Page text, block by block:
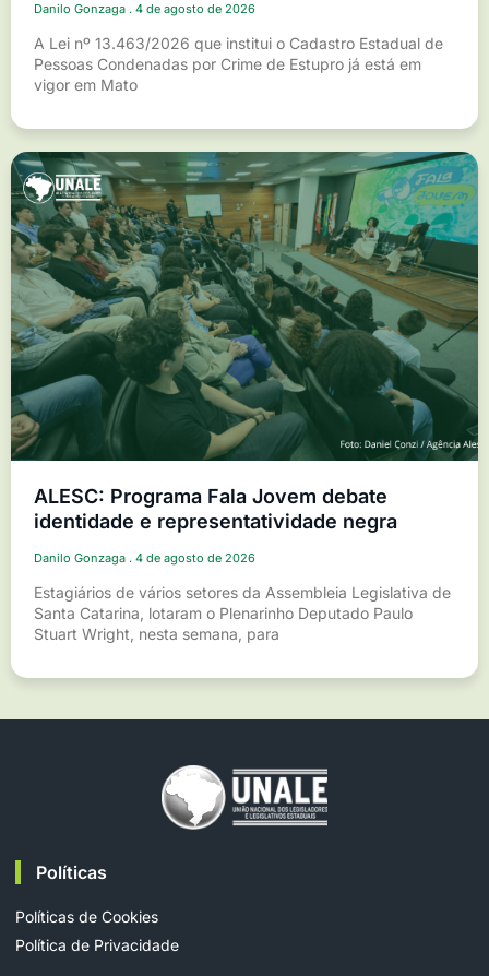
Danilo Gonzaga 4 de agosto de 2026
A Lei nº 13.463/2026 que institui o Cadastro Estadual de
Pessoas Condenadas por Crime de Estupro já está em
vigor em Mato
ALESC: Programa Fala Jovem debate
identidade e representatividade negra
Danilo Gonzaga 4 de agosto de 2026
Estagiários de vários setores da Assembleia Legislativa de
Santa Catarina, lotaram o Plenarinho Deputado Paulo
Stuart Wright, nesta semana, para
Políticas
Políticas de Cookies
Política de Privacidade